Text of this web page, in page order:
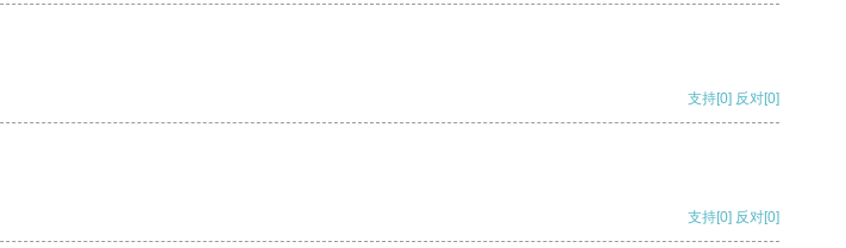
支持[0] 反对[0]
支持[0] 反对[0]